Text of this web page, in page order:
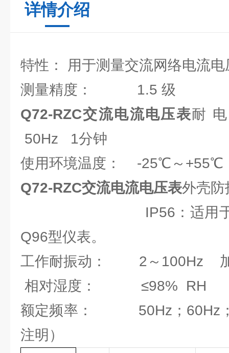
详情介绍
特性： 用于测量交流网络电流电
测量精度： 1.5 级
Q72-RZC交流电流电压表耐
50Hz 1分钟
使用环境温度： -25℃～+55℃
Q72-RZC交流电流电压表外壳
IP56：适用于加装
Q96型仪表。
工作耐振动： 2～100Hz 加
相对湿度： ≤98% RH
额定频率： 50Hz；60Hz；
注明）